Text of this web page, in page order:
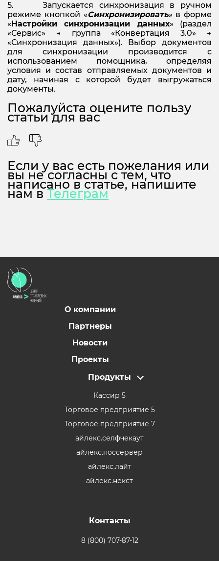
5. Запускается синхронизация в ручном
режиме кнопкой «Синхронизировать» в форме
« Настройки синхронизации данных» (раздел
«Сервис» → группа «Конвертация 3.0» →
«Синхронизация данных»). Выбор документов
для синхронизации производится с
использованием помощника, определяя
условия и состав отправляемых документов и
дату, начиная с которой будет выгружаться
документы.
Пожалуйста оцените пользу
статьи для вас
Если у вас есть пожелания или
вы не согласны с тем, что
написано в статье, напишите
нам вТелеграм
О компании
Партнеры
Новости
Проекты
Продукты
Кассир 5
Торговое предприятие 5
Торговое предприятие 7
айлекс.селфчекаут
айлекс.поссервер
айлекс.лайт
айлекс.некст
Контакты
8 (800) 707-87-12